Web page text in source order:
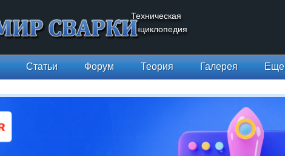
Техническая
энциклопедия
Статьи Форум Теория Галерея Еще